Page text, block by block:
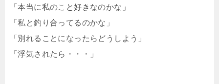
「本当に私のこと好きなのかな」
「私と釣り合ってるのかな」
「別れることになったらどうしよう」
「浮気されたら・・・」